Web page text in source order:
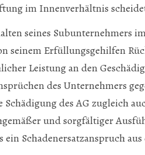
im Innenverhältnis
seines Subunternehmers
seinem Erfüllungsgehilfen
Leistung an den
des Unternehmers
des AG zugleich
und sorgfältiger
ein Schadenersatzanspruch